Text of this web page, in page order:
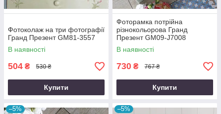
Фотоколаж на три фотографії
Гранд Презент GM81-3557
В наявності
504 ₴ 530 ₴
Купити
Фоторамка потрійна
різнокольорова Гранд
Презент GM09-J7008
В наявності
730 ₴ 767 ₴
Купити
–5% –5%